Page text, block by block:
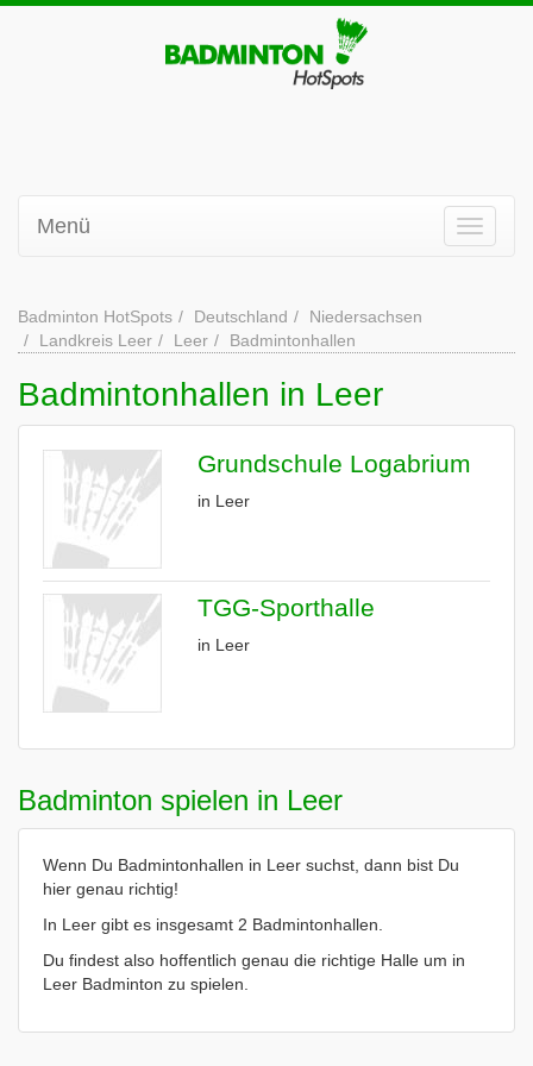
Menü
Badminton HotSpots Deutschland
Niedersachsen
Landkreis Leer
Leer Badmintonhallen
Badmintonhallen in Leer
Grundschule Logabrium
in Leer
TGG-Sporthalle
in Leer
Badminton spielen in Leer
Wenn Du Badmintonhallen in Leer suchst, dann bist Du
hier genau richtig!
In Leer gibt es insgesamt 2 Badmintonhallen.
Du findest also hoffentlich genau die richtige Halle um in
Leer Badminton zu spielen.